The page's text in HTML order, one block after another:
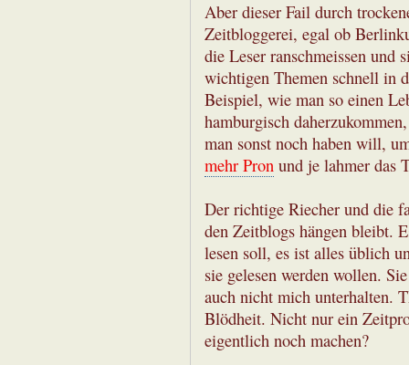
Aber dieser Fail durch
Zeitbloggerei, egal ob
die Leser ranschmeissen und
wichtigen Themen schnell in
Beispiel, wie man so einen
hamburgisch
man sonst noch haben will,
mehr Pron und je lahmer das
Der richtige Riecher und die
den Zeitblogs hängen bleibt.
lesen soll, es ist alles üblich
sie gelesen werden wollen.
auch nicht mich unterhalten.
Blödheit. Nicht nur ein
eigentlich noch machen?